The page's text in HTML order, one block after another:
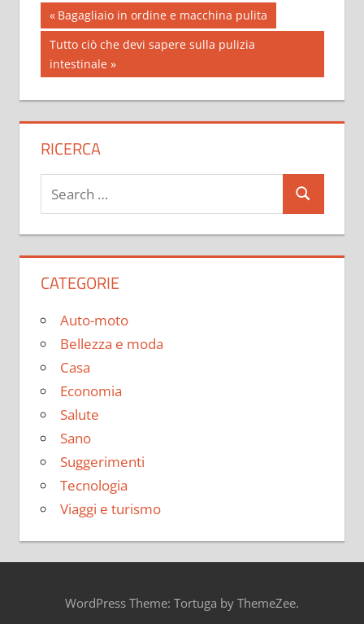
Post
navigation
Previous
Post:
Bagagliaio in ordine e macchina pulita
Next
Post:
Tutto ciò che devi sapere sulla pulizia
intestinale
RICERCA
Search
for:
Search
CATEGORIE
Auto-moto
Bellezza e moda
Casa
Economia
Salute
Sano
Suggerimenti
Tecnologia
Viaggi e turismo
WordPress Theme: Tortuga by ThemeZee.